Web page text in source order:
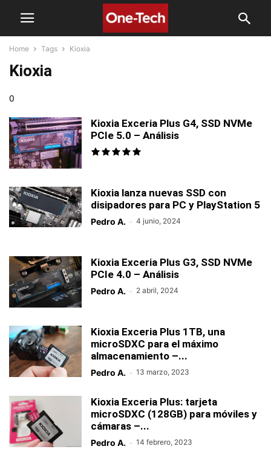
Home Tags Kioxia
Kioxia
0
Kioxia Exceria Plus G4, SSD NVMe
PCIe 5.0 – Análisis
Kioxia lanza nuevas SSD con
disipadores para PC y PlayStation 5
Pedro A. - 4 junio, 2024
Kioxia Exceria Plus G3, SSD NVMe
PCIe 4.0 – Análisis
Pedro A. - 2 abril, 2024
Kioxia Exceria Plus 1TB, una
microSDXC para el máximo
almacenamiento –...
Pedro A. - 13 marzo, 2023
Kioxia Exceria Plus: tarjeta
microSDXC (128GB) para móviles y
cámaras –...
Pedro A. - 14 febrero, 2023